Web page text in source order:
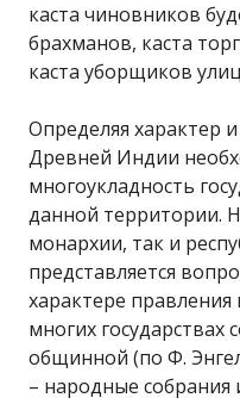
каста чиновников
брахманов, каста
каста уборщиков
Определяя характер
Древней Индии
многоукладность
данной территории.
монархии, так и
представляется
характере
многих государствах
общинной (по Ф.
– народные собрания